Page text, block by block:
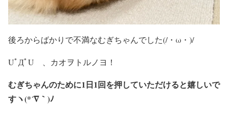
後ろからばかりで不満なむぎちゃんでした(/・ω・)/
UﾟДﾟU 、カオヲトルノヨ！
むぎちゃんのために1日1回を押していただけると嬉しいで
すヽ(*´∇｀)ﾉ